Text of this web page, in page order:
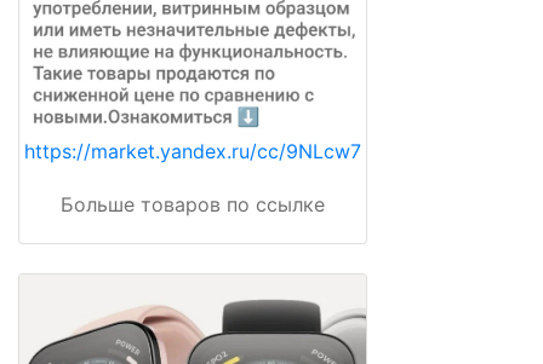
https://market.yandex.ru/cc/9NLcw7
Больше товаров по ссылке